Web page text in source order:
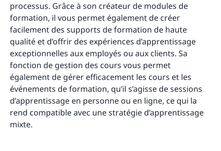
processus. Grâce à son créateur de modules de
formation, il vous permet également de créer
facilement des supports de formation de haute
qualité et d’offrir des expériences d’apprentissage
exceptionnelles aux employés ou aux clients. Sa
fonction de gestion des cours vous permet
également de gérer efficacement les cours et les
événements de formation, qu’il s’agisse de sessions
d’apprentissage en personne ou en ligne, ce qui la
rend compatible avec une stratégie d’apprentissage
mixte.